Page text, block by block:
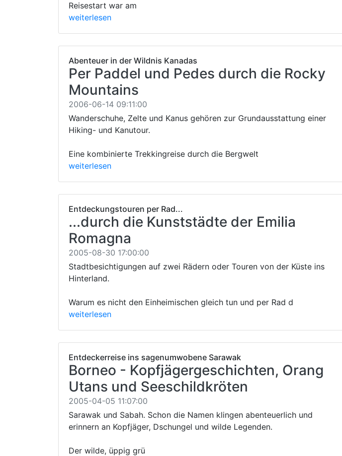
Reisestart war am
weiterlesen
Abenteuer in der Wildnis Kanadas
Per Paddel und Pedes durch die Rocky
Mountains
2006-06-14 09:11:00
Wanderschuhe, Zelte und Kanus gehören zur Grundausstattung einer
Hiking- und Kanutour.
Eine kombinierte Trekkingreise durch die Bergwelt
weiterlesen
Entdeckungstouren per Rad...
...durch die Kunststädte der Emilia
Romagna
2005-08-30 17:00:00
Stadtbesichtigungen auf zwei Rädern oder Touren von der Küste ins
Hinterland.
Warum es nicht den Einheimischen gleich tun und per Rad d
weiterlesen
Entdeckerreise ins sagenumwobene Sarawak
Borneo - Kopfjägergeschichten, Orang
Utans und Seeschildkröten
2005-04-05 11:07:00
Sarawak und Sabah. Schon die Namen klingen abenteuerlich und
erinnern an Kopfjäger, Dschungel und wilde Legenden.
Der wilde, üppig grü